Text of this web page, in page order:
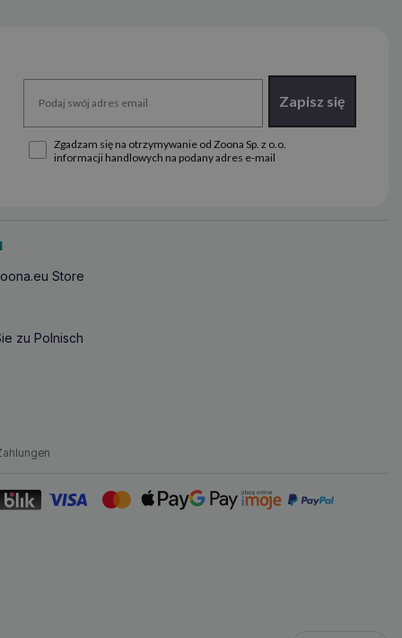
Zapisz się
Zgadzam się na otrzymywanie od Zoona Sp. z o.o.
informacji handlowych na podany adres e-mail
Store
zu Polnisch